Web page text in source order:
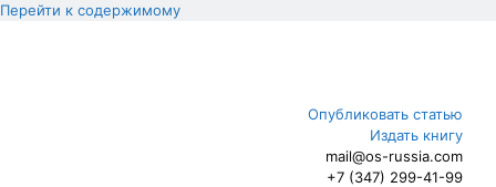
Перейти к содержимому
Опубликовать статью
Издать книгу
mail@os-russia.com
+7 (347) 299-41-99